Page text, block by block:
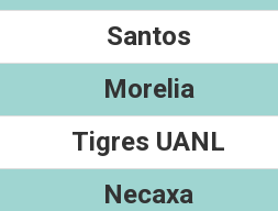
Santos
Morelia
Tigres UANL
Necaxa